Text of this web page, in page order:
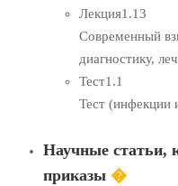
Лекция1.13
Современный
диагностику,
Тест1.1
Тест (инфекции
Научные статьи,
приказы �